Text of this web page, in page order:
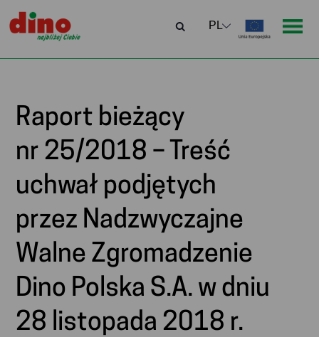
Raport bieżący
nr 25/2018 – Treść
uchwał podjętych
przez Nadzwyczajne
Walne Zgromadzenie
Dino Polska S.A. w dniu
28 listopada 2018 r.